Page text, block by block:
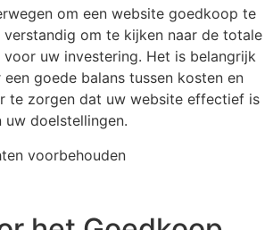
om een website goedkoop te
verstandig om te kijken naar de totale
uw investering. Het is belangrijk
goede balans tussen kosten en
te zorgen dat uw website effectief is
uw doelstellingen.
voorbehouden